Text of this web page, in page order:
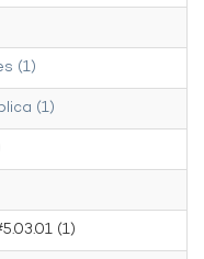
(1)
(1)
(1)